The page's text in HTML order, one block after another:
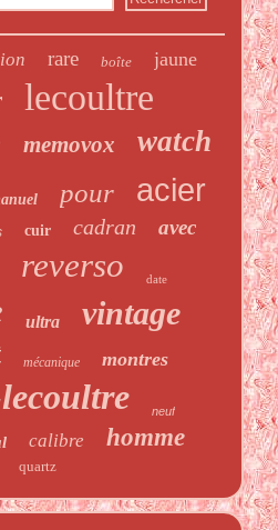
rare boîte jaune
lecoultre
memovox watch
pour acier
cuir cadran avec
reverso date
ultra vintage
mécanique montres
neuf
calibre homme
quartz